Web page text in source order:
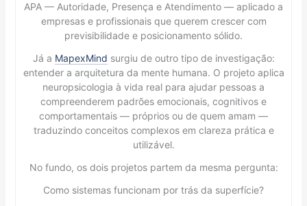
APA — Autoridade, Presença e Atendimento — aplicado a
empresas e profissionais que querem crescer com
previsibilidade e posicionamento sólido.
Já a MapexMind surgiu de outro tipo de investigação:
entender a arquitetura da mente humana. O projeto aplica
neuropsicologia à vida real para ajudar pessoas a
compreenderem padrões emocionais, cognitivos e
comportamentais — próprios ou de quem amam —
traduzindo conceitos complexos em clareza prática e
utilizável.
No fundo, os dois projetos partem da mesma pergunta:
Como sistemas funcionam por trás da superfície?